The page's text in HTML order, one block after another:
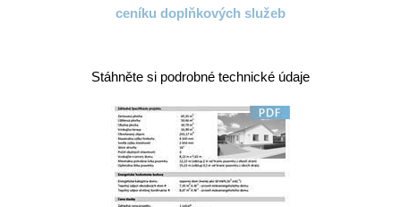
ceníku doplňkových služeb
Stáhněte si podrobné technické údaje